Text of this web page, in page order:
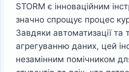
STORM є інноваційним
значно спрощує процес
Завдяки автоматизації та
агрегуванню даних, цей
незамінним помічником